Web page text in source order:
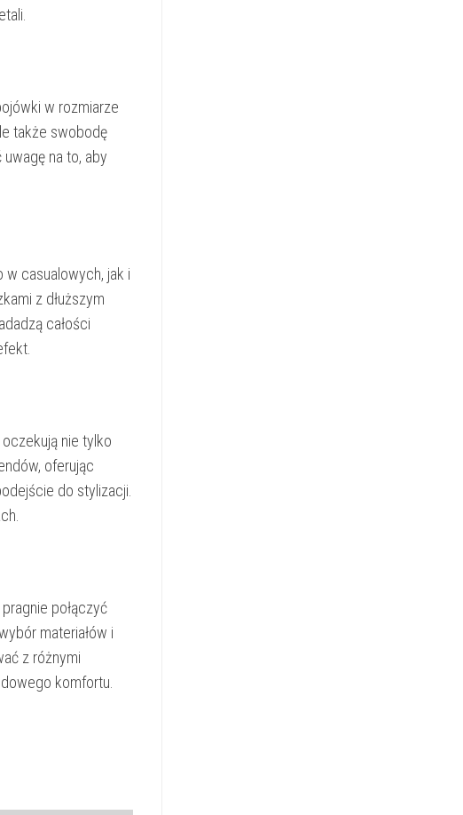
w rozmiarze
także swobodę
na to, aby
casualowych, jak i
z dłuższym
całości
nie tylko
oferując
do stylizacji.
połączyć
materiałów i
z różnymi
komfortu.